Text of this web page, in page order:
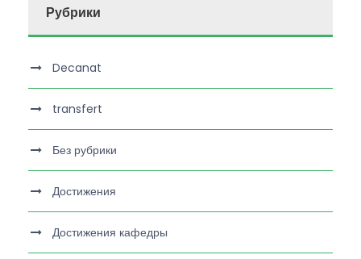
Рубрики
Decanat
transfert
Без рубрики
Достижения
Достижения кафедры